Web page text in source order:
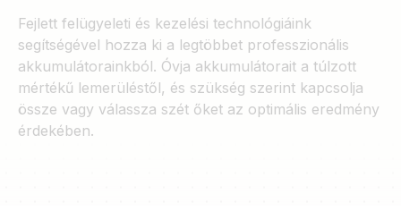
Multiplus-
Orion
SmartShunt
Fejlett felügyeleti és kezelési technológiáink
segítségével hozza ki a legtöbbet professzionális
akkumulátorainkból. Óvja akkumulátorait a túlzott
mértékű lemerüléstől, és szükség szerint kapcsolja
össze vagy válassza szét őket az optimális eredmény
érdekében.